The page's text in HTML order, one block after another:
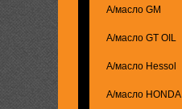
А/масло GM
А/масло GT OIL
А/масло Hessol
А/масло HONDA